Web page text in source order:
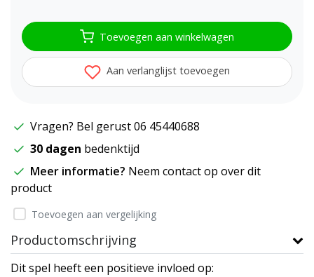
Toevoegen aan winkelwagen
Aan verlanglijst toevoegen
Vragen? Bel gerust 06 45440688
30 dagen bedenktijd
Meer informatie? Neem contact op over dit
product
Toevoegen aan vergelijking
Productomschrijving
Dit spel heeft een positieve invloed op: